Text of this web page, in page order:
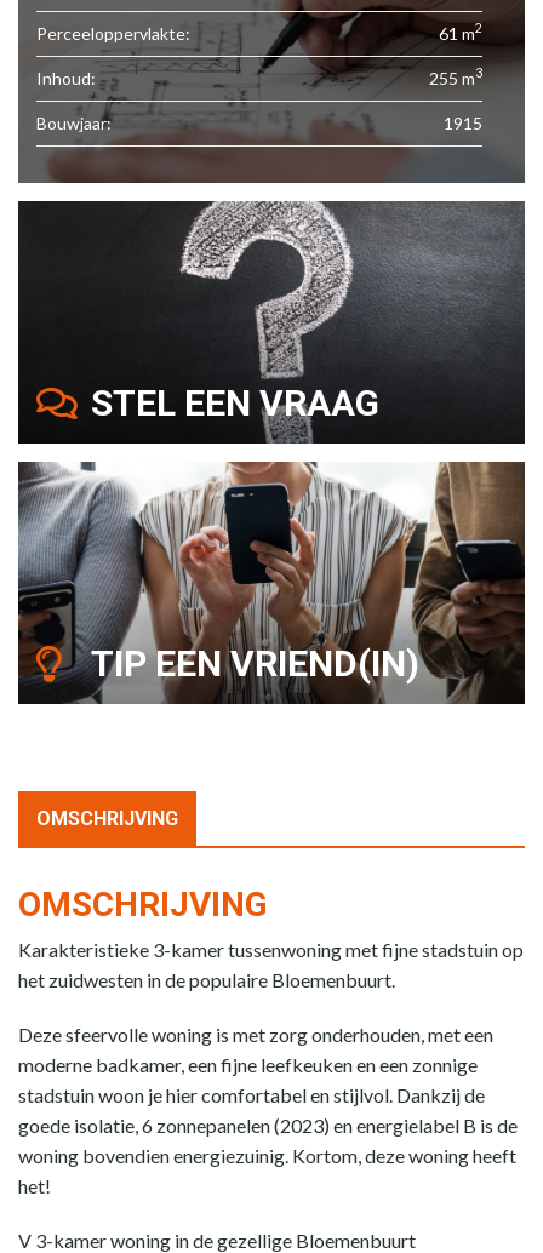
Perceeloppervlakte: 61 m2
Inhoud: 255 m3
Bouwjaar: 1915
STEL EEN VRAAG
TIP EEN VRIEND(IN)
OMSCHRIJVING
OMSCHRIJVING
Karakteristieke 3-kamer tussenwoning met fijne stadstuin op
het zuidwesten in de populaire Bloemenbuurt.
Deze sfeervolle woning is met zorg onderhouden, met een
moderne badkamer, een fijne leefkeuken en een zonnige
stadstuin woon je hier comfortabel en stijlvol. Dankzij de
goede isolatie, 6 zonnepanelen (2023) en energielabel B is de
woning bovendien energiezuinig. Kortom, deze woning heeft
het!
V 3-kamer woning in de gezellige Bloemenbuurt